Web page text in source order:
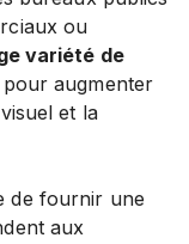
ou
variété de
augmenter
et la
de fournir une
aux